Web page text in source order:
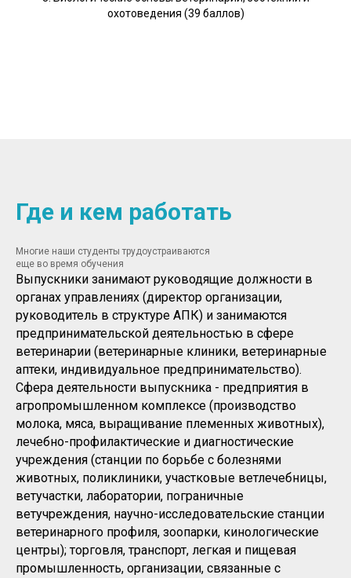
охотоведения (39 баллов)
Где и кем работать
Многие наши студенты трудоустраиваются
еще во время обучения
Выпускники занимают руководящие должности в
органах управлениях (директор организации,
руководитель в структуре АПК) и занимаются
предпринимательской деятельностью в сфере
ветеринарии (ветеринарные клиники, ветеринарные
аптеки, индивидуальное предпринимательство).
Сфера деятельности выпускника - предприятия в
агропромышленном комплексе (производство
молока, мяса, выращивание племенных животных),
лечебно-профилактические и диагностические
учреждения (станции по борьбе с болезнями
животных, поликлиники, участковые ветлечебницы,
ветучастки, лаборатории, пограничные
ветучреждения, научно-исследовательские станции
ветеринарного профиля, зоопарки, кинологические
центры); торговля, транспорт, легкая и пищевая
промышленность, организации, связанные с